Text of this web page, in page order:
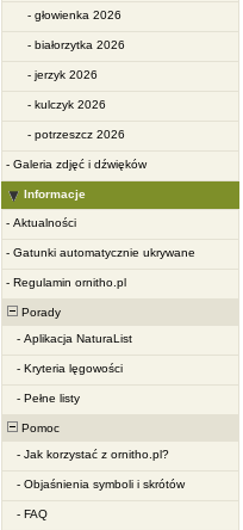
- głowienka 2026
- białorzytka 2026
- jerzyk 2026
- kulczyk 2026
- potrzeszcz 2026
- Galeria zdjęć i dźwięków
Informacje
- Aktualności
- Gatunki automatycznie ukrywane
- Regulamin ornitho.pl
Porady
- Aplikacja NaturaList
- Kryteria lęgowości
- Pełne listy
Pomoc
- Jak korzystać z ornitho.pl?
- Objaśnienia symboli i skrótów
- FAQ